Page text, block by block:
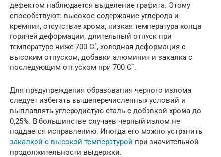
дефектом наблюдается выделение графита. Этому
способствуют: высокое содержание углерода и
кремния, отсутствие хрома, низкая температура конца
горячей деформации, длительный отпуск при
температуре ниже 700 С˚, холодная деформация с
высоким отпуском, добавки алюминия и закалка с
последующим отпуском при 700 С˚.
Для предупреждения образования черного излома
следует избегать вышеперечисленных условий и
выплавлять углеродистую сталь с добавкой хрома до
0,25%. В большинстве случаев черный излом не
поддается исправлению. Иногда его можно устранить
закалкой с высокой температурой при значительной
продолжительности выдержки.